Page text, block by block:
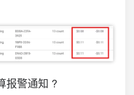
报警通知 ?